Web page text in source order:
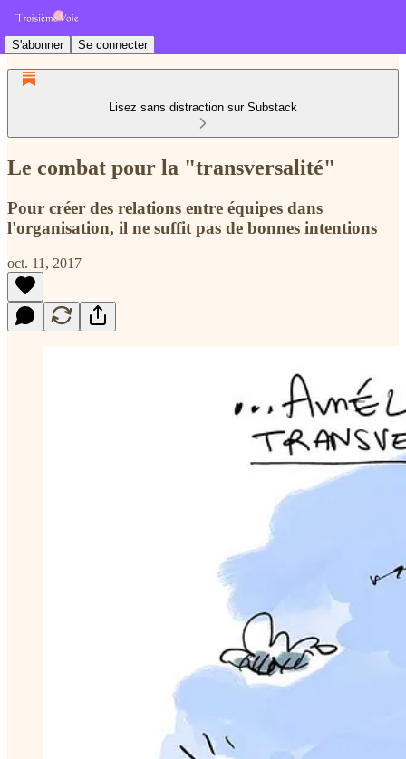
S'abonner Se connecter
Lisez sans distraction sur Substack
Le combat pour la "transversalité"
Pour créer des relations entre équipes dans
l'organisation, il ne suffit pas de bonnes intentions
oct. 11, 2017